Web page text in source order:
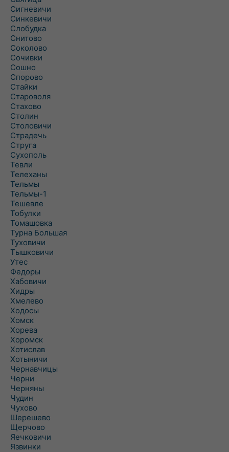
Сигневичи
Синкевичи
Слобудка
Снитово
Соколово
Сочивки
Сошно
Спорово
Стайки
Староволя
Стахово
Столин
Столовичи
Страдечь
Струга
Сухополь
Тевли
Телеханы
Тельмы
Тельмы-1
Тешевле
Тобулки
Томашовка
Турна Большая
Туховичи
Тышковичи
Утес
Федоры
Хабовичи
Хидры
Хмелево
Ходосы
Хомск
Хорева
Хоромск
Хотислав
Хотыничи
Чернавчицы
Черни
Черняны
Чудин
Чухово
Шерешево
Щерчово
Яечковичи
Язвинки